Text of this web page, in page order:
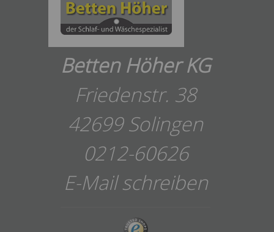
Betten Höher KG
Friedenstr. 38
42699 Solingen
0212-60626
E-Mail schreiben